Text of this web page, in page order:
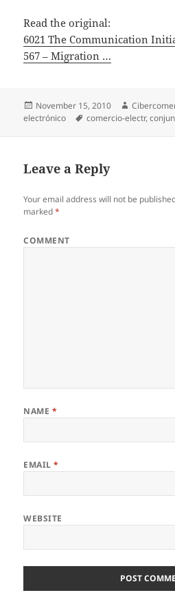
Read the original:
6021 The Communication
567 – Migration …
Posted
on
November 15, 2010 Author
electrónico
Tags
comercio-electr,
Leave a Reply
Your email address will not be
marked*
COMMENT
NAME *
EMAIL*
WEBSITE